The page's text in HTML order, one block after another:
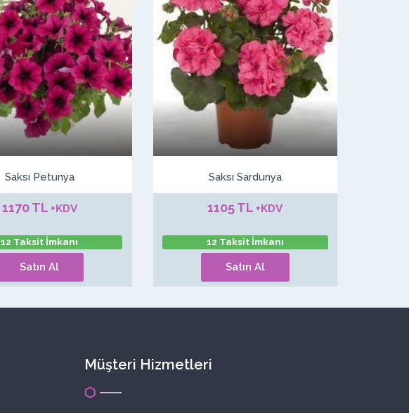
Saksı Petunya
1170 TL +KDV
12 Taksit İmkanı
Satın Al
Saksı Sardunya
1105 TL +KDV
12 Taksit İmkanı
Satın Al
Müşteri Hizmetleri